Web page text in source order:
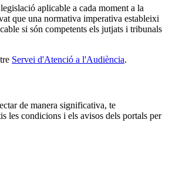
aplicable a cada moment a la
que una normativa imperativa estableixi
si són competents els jutjats i tribunals
Servei d'Atenció a l'Audiència.
de manera significativa, te
les condicions i els avisos dels portals per